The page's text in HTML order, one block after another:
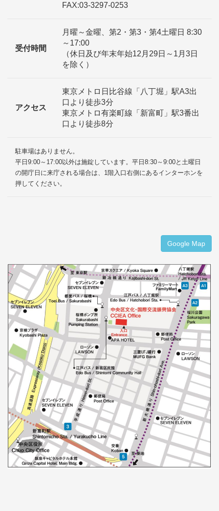
FAX:03-3297-0253
受付時間
月曜～金曜、第2・第3・第4土曜日 8:30
～17:00
（休日及び年末年始12月29日～1月3日
を除く）
アクセス
東京メトロ日比谷線「八丁堀」駅A3出
口より徒歩3分
東京メトロ有楽町線「新富町」駅3番出
口より徒歩8分
駐車場はありません。
平日9:00～17:00以外は施錠しています。平日8:30～9:00と土曜日
の開庁日に来庁される場合は、1階入口右側にあるインターホンを
押してください。
Google Map